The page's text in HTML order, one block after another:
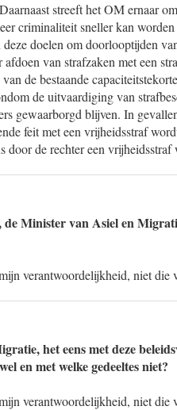
streeft het OM ernaar
criminaliteit sneller kan
doelen om doorlooptijden
van strafzaken met een
de bestaande
de uitvaardiging van
gewaarborgd blijven. In
feit met een vrijheidsstraf
door de rechter een
Minister van Asiel en
verantwoordelijkheid, niet
het eens met deze
en met welke gedeeltes niet?
verantwoordelijkheid, niet